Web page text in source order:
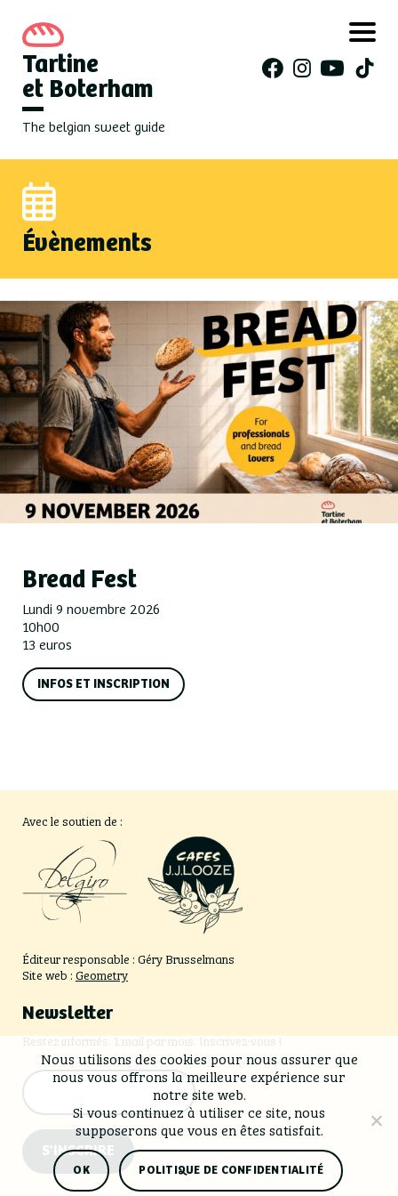
Tartine
et Boterham
The belgian sweet guide
Évènements
Bread Fest
Lundi 9 novembre 2026
10h00
13 euros
INFOS ET INSCRIPTION
Avec le soutien de :
Éditeur responsable : Géry Brusselmans
Site web :Geometry
Newsletter
Restez informés. 1 mail par mois. Inscrivez-vous !
S'INSCRIRE
Nous utilisons des cookies pour nous assurer que
nous vous offrons la meilleure expérience sur
notre site web.
Si vous continuez à utiliser ce site, nous
supposerons que vous en êtes satisfait.
OK POLITIQUE DE CONFIDENTIALITÉ